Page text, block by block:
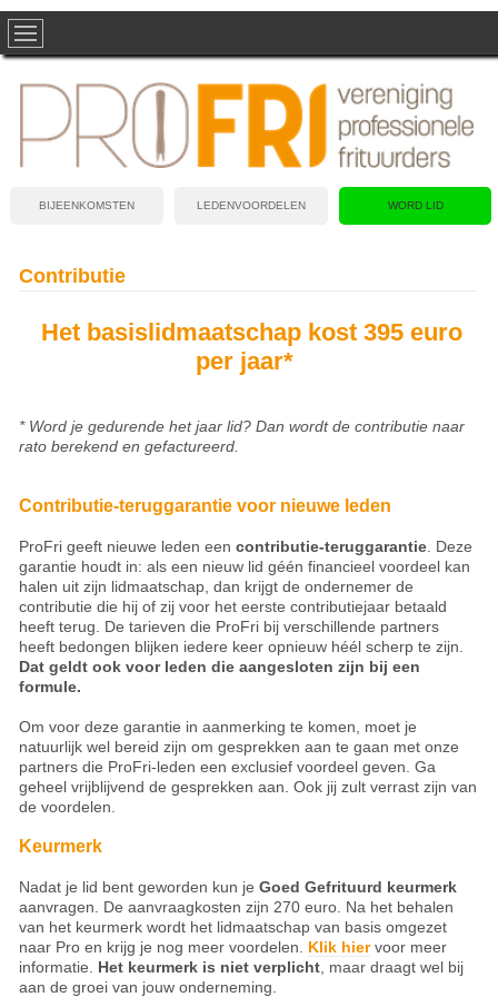
BIJEENKOMSTEN LEDENVOORDELEN WORD LID
Contributie
Het basislidmaatschap kost 395 euro
per jaar*
* Word je gedurende het jaar lid? Dan wordt de contributie naar
rato berekend en gefactureerd.
Contributie-teruggarantie voor nieuwe leden
ProFri geeft nieuwe leden een contributie-teruggarantie . Deze
garantie houdt in: als een nieuw lid géén financieel voordeel kan
halen uit zijn lidmaatschap, dan krijgt de ondernemer de
contributie die hij of zij voor het eerste contributiejaar betaald
heeft terug. De tarieven die ProFri bij verschillende partners
heeft bedongen blijken iedere keer opnieuw héél scherp te zijn.
Dat geldt ook voor leden die aangesloten zijn bij een
formule.
Om voor deze garantie in aanmerking te komen, moet je
natuurlijk wel bereid zijn om gesprekken aan te gaan met onze
partners die ProFri-leden een exclusief voordeel geven. Ga
geheel vrijblijvend de gesprekken aan. Ook jij zult verrast zijn van
de voordelen.
Keurmerk
Nadat je lid bent geworden kun je Goed Gefrituurd keurmerk
aanvragen. De aanvraagkosten zijn 270 euro. Na het behalen
van het keurmerk wordt het lidmaatschap van basis omgezet
naar Pro en krijg je nog meer voordelen. Klik hiervoor meer
informatie. Het keurmerk is niet verplicht , maar draagt wel bij
aan de groei van jouw onderneming.